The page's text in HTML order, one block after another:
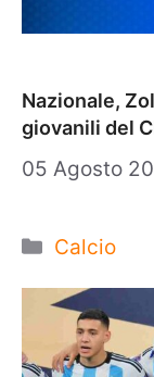
Nazionale,
giovanili del
05 Agosto
Categorie
Calcio